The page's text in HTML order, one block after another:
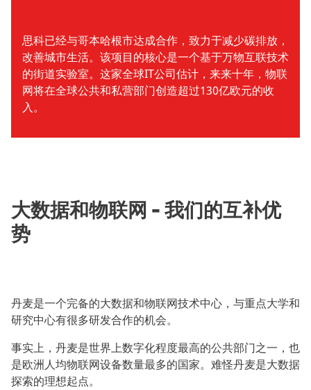
思科已经与哥本哈根市达成合作，致力于减少碳排放，
改善城市生活。该项目的核心是一个基于万物互联技术
的街道实验室。这家全球IT公司估计，来来十年，物联
网将在全球公共和私营部门创造超过130亿欧元的收
入。
大数据和物联网 - 我们的互补优
势
丹麦是一个完备的大数据和物联网技术中心，与重点大学和
研究中心有很多研发合作的机会。
事实上，丹麦是世界上数字化程度最高的公共部门之一，也
是欧洲人均物联网设备数量最多的国家。难怪丹麦是大数据
探索的理想起点。